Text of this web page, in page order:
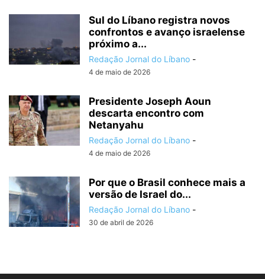
Sul do Líbano registra novos
confrontos e avanço israelense
próximo a...
Redação Jornal do Líbano -
4 de maio de 2026
Presidente Joseph Aoun
descarta encontro com
Netanyahu
Redação Jornal do Líbano -
4 de maio de 2026
Por que o Brasil conhece mais a
versão de Israel do...
Redação Jornal do Líbano -
30 de abril de 2026